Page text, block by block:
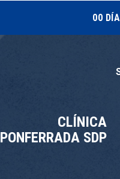
00
CLÍNICA
PONFERRADA SDP